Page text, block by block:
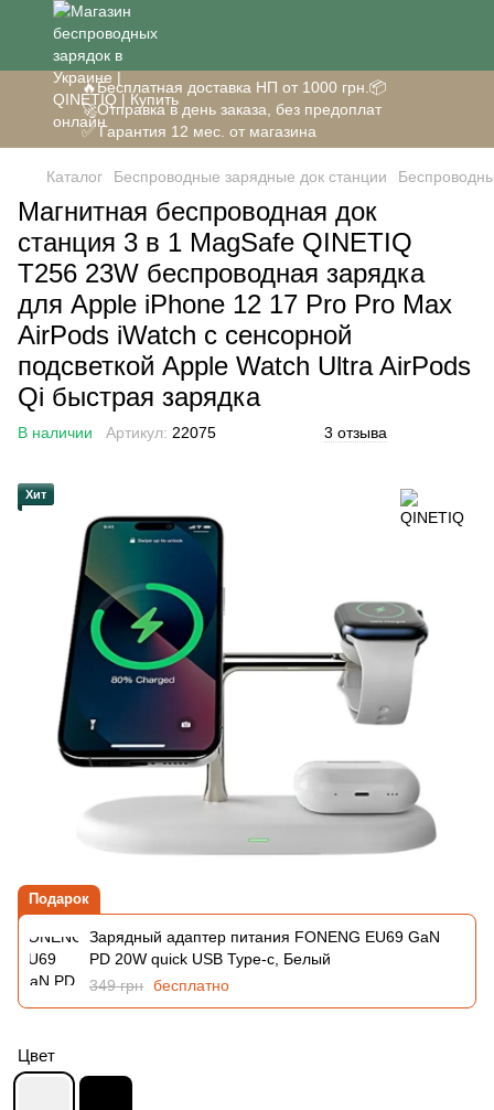
🔥Бесплатная доставка НП от 1000 грн.📦
🚀Отправка в день заказа, без предоплат
✅ Гарантия 12 мес. от магазина
Каталог Беспроводные зарядные док станции
Магнитная беспроводная док
станция 3 в 1 MagSafe QINETIQ
T256 23W беспроводная зарядка
для Apple iPhone 12 17 Pro Pro Max
AirPods iWatch с сенсорной
подсветкой Apple Watch Ultra AirPods
Qi быстрая зарядка
В наличии Артикул: 22075 3 отзыва
Хит
Подарок
Зарядный адаптер питания FONENG EU69 GaN
PD 20W quick USB Type-c, Белый
349 грн бесплатно
Цвет